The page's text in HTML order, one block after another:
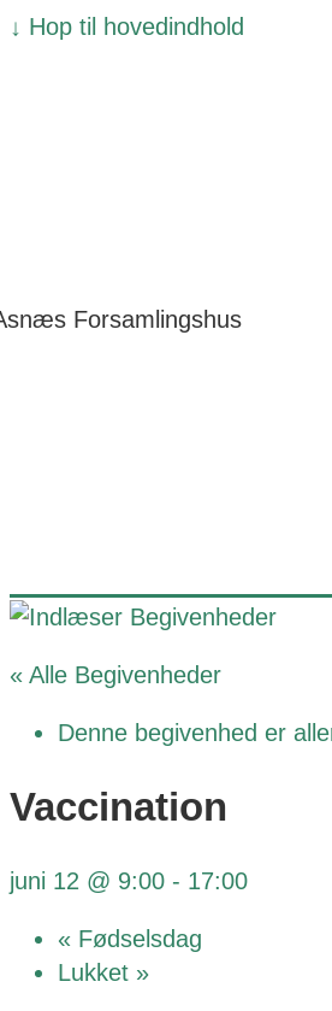
↓ Hop til hovedindhold
Forsamlingshus
« Alle Begivenheder
Denne begivenhed er
Vaccination
juni 12 @ 9:00 - 17:00
« Fødselsdag
Lukket »